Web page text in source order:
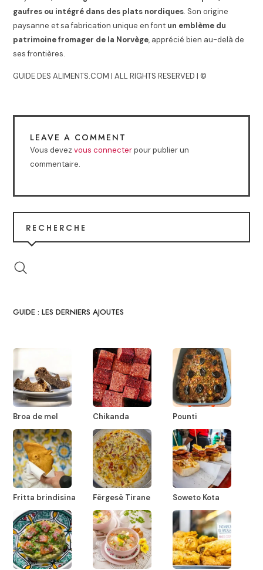
gaufres ou intégré dans des plats nordiques. Son origine
paysanne et sa fabrication unique en font un emblème du
patrimoine fromager de la Norvège, apprécié bien au-delà de
ses frontières.
GUIDE DES ALIMENTS.COM | ALL RIGHTS RESERVED | ©
LEAVE A COMMENT
Vous devezvous connecterpour publier un
commentaire.
RECHERCHE
GUIDE : LES DERNIERS AJOUTES
Broa de mel Chikanda Pounti
Fritta brindisina Fërgesë Tirane Soweto Kota